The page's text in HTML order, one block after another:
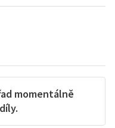
momentálně